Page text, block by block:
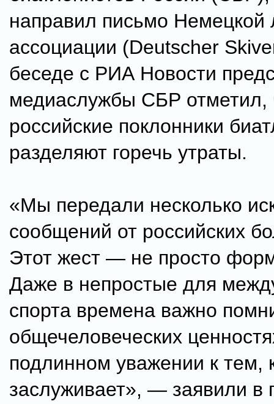
направил письмо
ассоциации (Deutscher
беседе с РИА Новости
медиаслужбы СБР отметил,
российские поклонники
разделяют горечь утраты.
«Мы передали несколько
сообщений от российских
Этот жест — не просто
Даже в непростые для
спорта времена важно
общечеловеческих
подлинном уважении к тем,
заслуживает», — заявили в